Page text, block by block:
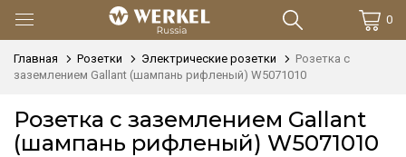
0
Главная Розетки Электрические розетки
Розетка с
заземлением Gallant (шампань рифленый) W5071010
Розетка с заземлением Gallant
(шампань рифленый) W5071010